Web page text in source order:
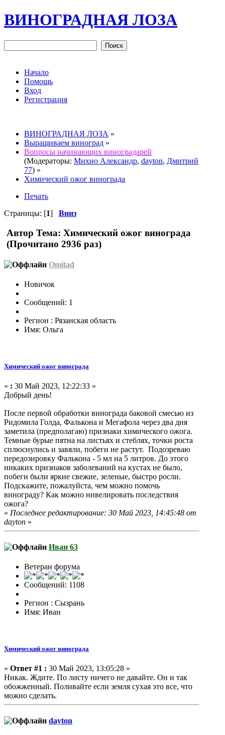
ВИНОГРАДНАЯ ЛОЗА
Начало
Помощь
Вход
Регистрация
ВИНОГРАДНАЯ ЛОЗА »
Выращиваем виноград »
Вопросы начинающих виноградарей
(Модераторы: Михно Александр, dayton, Дмитрий
77) »
Химический ожог винограда
Печать
Страницы: [1] Вниз
Автор Тема: Химический ожог винограда
(Прочитано 2936 раз)
Omitad
Новичок
Сообщений: 1
Регион : Рязанская область
Имя: Ольга
Химический ожог винограда
« : 30 Май 2023, 12:22:33 »
Добрый день!
После первой обработки винограда баковой смесью из
Ридомила Голда, Фалькона и Мегафола через два дня
заметила (предполагаю) признаки химического ожога.
Темные бурые пятна на листьях и стеблях, точки роста
сплюснулись и завяли, побеги не растут. Подозреваю
передозировку Фалькона - 5 мл на 5 литров. До этого
никаких признаков заболеваний на кустах не было,
побеги были яркие свежие, зеленые, быстро росли.
Подскажите, пожалуйста, чем можно помочь
винограду? Как можно нивелировать последствия
ожога?
« Последнее редактирование: 30 Май 2023, 14:45:48 от
dayton »
Иван 63
Ветеран форума
Сообщений: 1108
Регион : Сызрань
Имя: Иван
Химический ожог винограда
« Ответ #1 : 30 Май 2023, 13:05:28 »
Никак. Ждите. По листу ничего не давайте. Он и так
обожженный. Поливайте если земля сухая это все, что
можно сделать.
dayton